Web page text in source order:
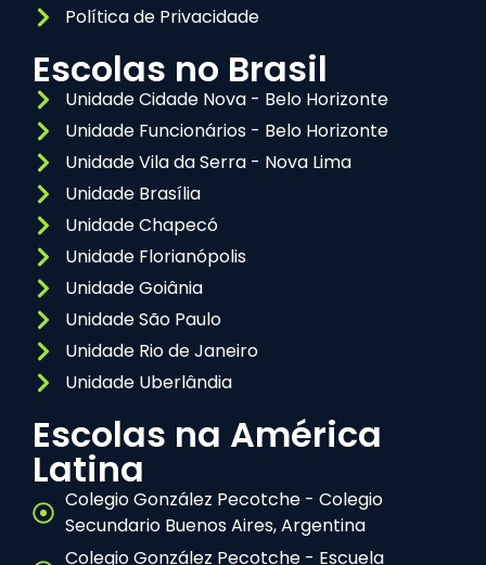
Política de Privacidade
Escolas no Brasil
Unidade Cidade Nova - Belo Horizonte
Unidade Funcionários - Belo Horizonte
Unidade Vila da Serra - Nova Lima
Unidade Brasília
Unidade Chapecó
Unidade Florianópolis
Unidade Goiânia
Unidade São Paulo
Unidade Rio de Janeiro
Unidade Uberlândia
Escolas na América
Latina
Colegio González Pecotche - Colegio
Secundario Buenos Aires, Argentina
Colegio González Pecotche - Escuela